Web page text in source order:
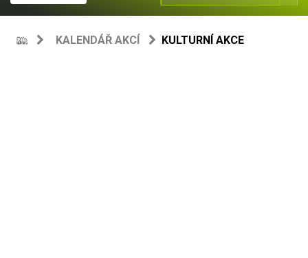
KALENDÁŘ AKCÍ KULTURNÍ AKCE